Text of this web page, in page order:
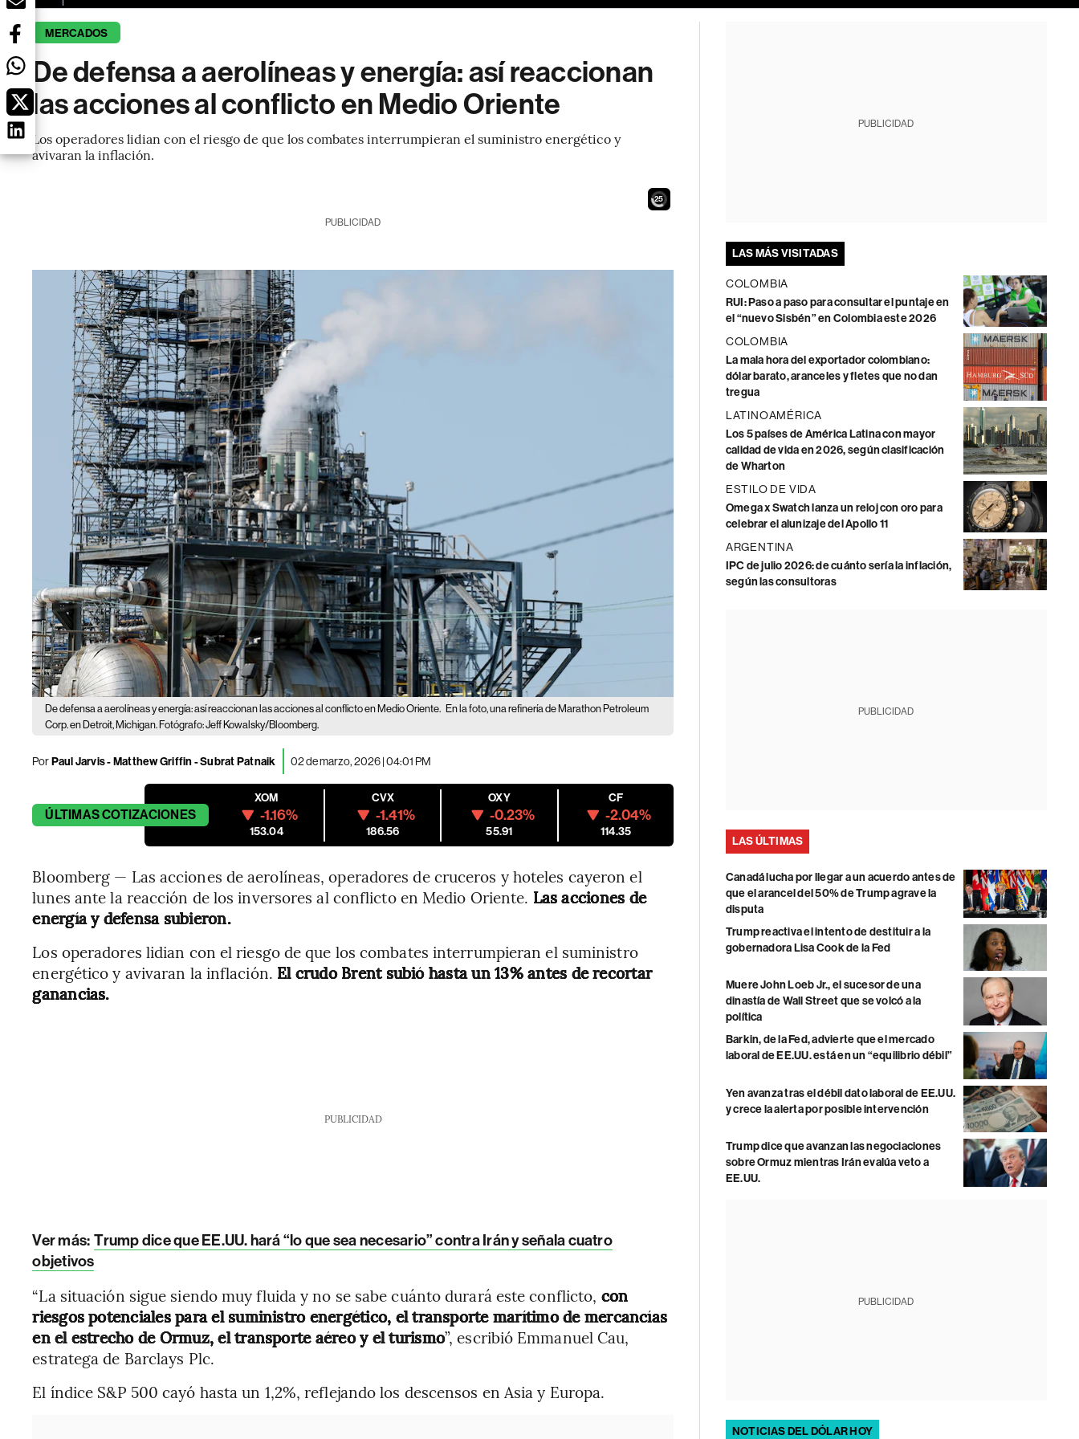
MERCADOS
De defensa a aerolíneas y energía: así reaccionan
las acciones al conflicto en Medio Oriente
Los operadores lidian con el riesgo de que los combates interrumpieran el suministro energético y
avivaran la inflación.
23
PUBLICIDAD
De defensa a aerolíneas y energía: así reaccionan las acciones al conflicto en Medio Oriente. En la foto, una refinería de Marathon Petroleum
Corp. en Detroit, Michigan. Fotógrafo: Jeff Kowalsky/Bloomberg.
PorPaul Jarvis - Matthew Griffin - Subrat Patnaik 02 de marzo, 2026 | 04:01 PM
ÚLTIMASCOTIZACIONES
XOM
-1.16%
153.04
CVX
-1.41%
186.56
OXY
-0.23%
55.91
CF
-2.04%
114.35
Bloomberg — Las acciones de aerolíneas, operadores de cruceros y hoteles cayeron el
lunes ante la reacción de los inversores al conflicto en Medio Oriente. Las acciones de
energía y defensa subieron.
Los operadores lidian con el riesgo de que los combates interrumpieran el suministro
energético y avivaran la inflación. El crudo Brent subió hasta un 13% antes de recortar
ganancias.
PUBLICIDAD
Ver más: Trump dice que EE.UU. hará “lo que sea necesario” contra Irán y señala cuatro
objetivos
“La situación sigue siendo muy fluida y no se sabe cuánto durará este conflicto, con
riesgos potenciales para el suministro energético, el transporte marítimo de mercancías
en el estrecho de Ormuz, el transporte aéreo y el turismo”, escribió Emmanuel Cau,
estratega de Barclays Plc.
El índice S&P 500 cayó hasta un 1,2%, reflejando los descensos en Asia y Europa.
PUBLICIDAD
LAS MÁS VISITADAS
COLOMBIA
RUI: Paso a paso para consultar el puntaje en
el “nuevo Sisbén” en Colombia este 2026
COLOMBIA
La mala hora del exportador colombiano:
dólar barato, aranceles y fletes que no dan
tregua
LATINOAMÉRICA
Los 5 países de América Latina con mayor
calidad de vida en 2026, según clasificación
de Wharton
ESTILO DE VIDA
Omega x Swatch lanza un reloj con oro para
celebrar el alunizaje del Apollo 11
ARGENTINA
IPC de julio 2026: de cuánto sería la inflación,
según las consultoras
PUBLICIDAD
LAS ÚLTIMAS
Canadá lucha por llegar a un acuerdo antes de
que el arancel del 50% de Trump agrave la
disputa
Trump reactiva el intento de destituir a la
gobernadora Lisa Cook de la Fed
Muere John Loeb Jr., el sucesor de una
dinastía de Wall Street que se volcó a la
política
Barkin, de la Fed, advierte que el mercado
laboral de EE.UU. está en un “equilibrio débil”
Yen avanza tras el débil dato laboral de EE.UU.
y crece la alerta por posible intervención
Trump dice que avanzan las negociaciones
sobre Ormuz mientras Irán evalúa veto a
EE.UU.
PUBLICIDAD
NOTICIAS DEL DÓLAR HOY